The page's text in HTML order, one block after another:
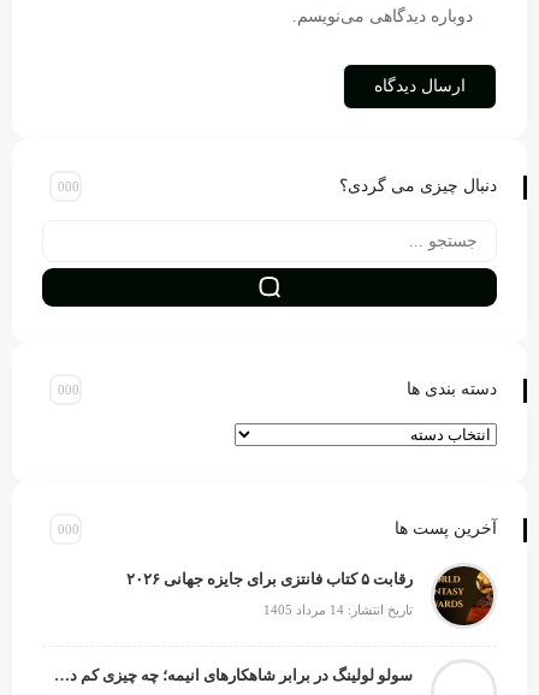
دوباره دیدگاهی می‌نویسم.
دنبال چیزی می گردی؟
دسته بندی ها
آخرین پست ها
رقابت ۵ کتاب فانتزی برای جایزه جهانی ۲۰۲۶
تاریخ انتشار: 14 مرداد 1405
سولو لولینگ در برابر شاهکارهای انیمه؛ چه چیزی کم دارد؟